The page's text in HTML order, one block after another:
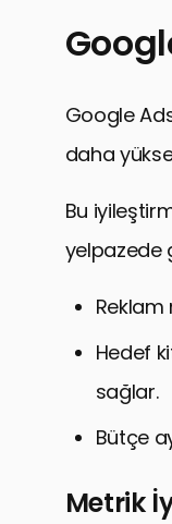
Google
daha
Bu
yelpazede
Hedef
sağlar.
Bütçe
Metrik